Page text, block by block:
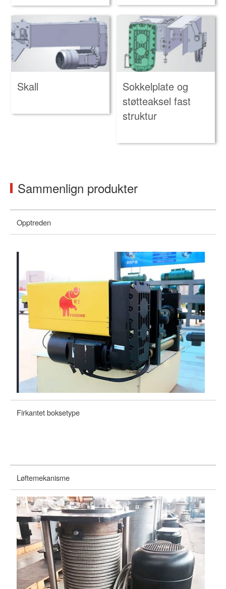
Skall
Sokkelplate og
støtteaksel fast
struktur
Sammenlign produkter
Opptreden
Firkantet boksetype
Løftemekanisme